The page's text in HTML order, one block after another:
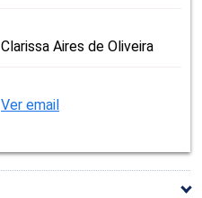
Clarissa Aires de Oliveira
Ver email